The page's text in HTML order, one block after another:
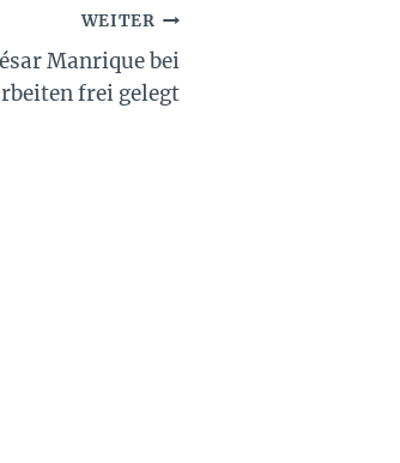
WEITER
Manrique bei
frei gelegt